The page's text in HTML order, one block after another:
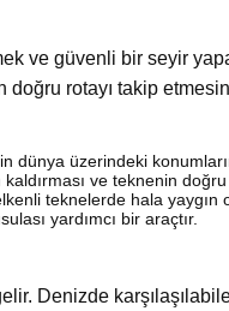
ve güvenli bir seyir
rotayı takip
dünya üzerindeki
ve teknenin
teknelerde hala yaygın
yardımcı bir araçtır.
Denizde